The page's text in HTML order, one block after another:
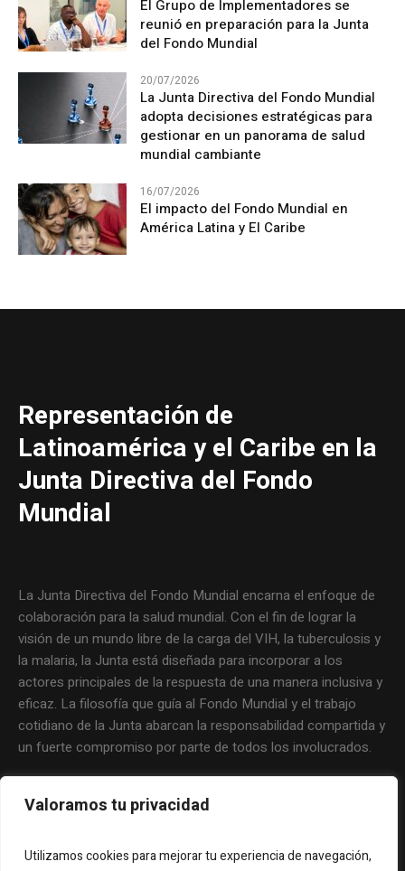
Valoramos tu privacidad
Utilizamos cookies para mejorar tu experiencia de navegación,
El Grupo de Implementadores se
reunió en preparación para la Junta
del Fondo Mundial
20/07/2026
La Junta Directiva del Fondo Mundial
adopta decisiones estratégicas para
gestionar en un panorama de salud
mundial cambiante
16/07/2026
El impacto del Fondo Mundial en
América Latina y El Caribe
Representación de
Latinoamérica y el Caribe en la
Junta Directiva del Fondo
Mundial
La Junta Directiva del Fondo Mundial encarna el enfoque de
colaboración para la salud mundial. Con el fin de lograr la
visión de un mundo libre de la carga del VIH, la tuberculosis y
la malaria, la Junta está diseñada para incorporar a los
actores principales de la respuesta de una manera inclusiva y
eficaz. La filosofía que guía al Fondo Mundial y el trabajo
cotidiano de la Junta abarcan la responsabilidad compartida y
un fuerte compromiso por parte de todos los involucrados.